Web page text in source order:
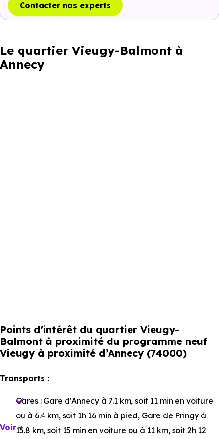
Contacter nos experts
Le quartier Vieugy-Balmont à
Annecy
Points d'intérêt du quartier Vieugy-
Balmont à proximité du programme neuf
Vieugy à proximité d’Annecy (74000)
Transports :
Gares : Gare d'Annecy à 7.1 km, soit 11 min en voiture
ou à 6.4 km, soit 1h 16 min à pied, Gare de Pringy à
15.8 km, soit 15 min en voiture ou à 11 km, soit 2h 12
Voir +